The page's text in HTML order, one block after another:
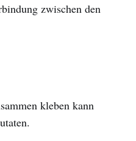
zwischen den
kleben kann